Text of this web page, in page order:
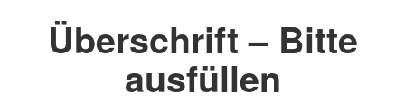
Überschrift – Bitte
ausfüllen